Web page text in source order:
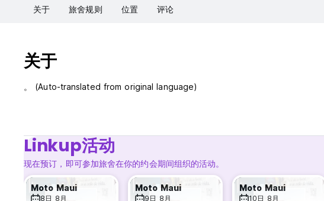
关于 旅舍规则 位置 评论
关于
。 (Auto-translated from original language)
Linkup活动
现在预订，即可参加旅舍在你的约会期间组织的活动。
Moto Maui
8日 8月
Moto Maui
9日 8月
Moto Maui
10日 8月